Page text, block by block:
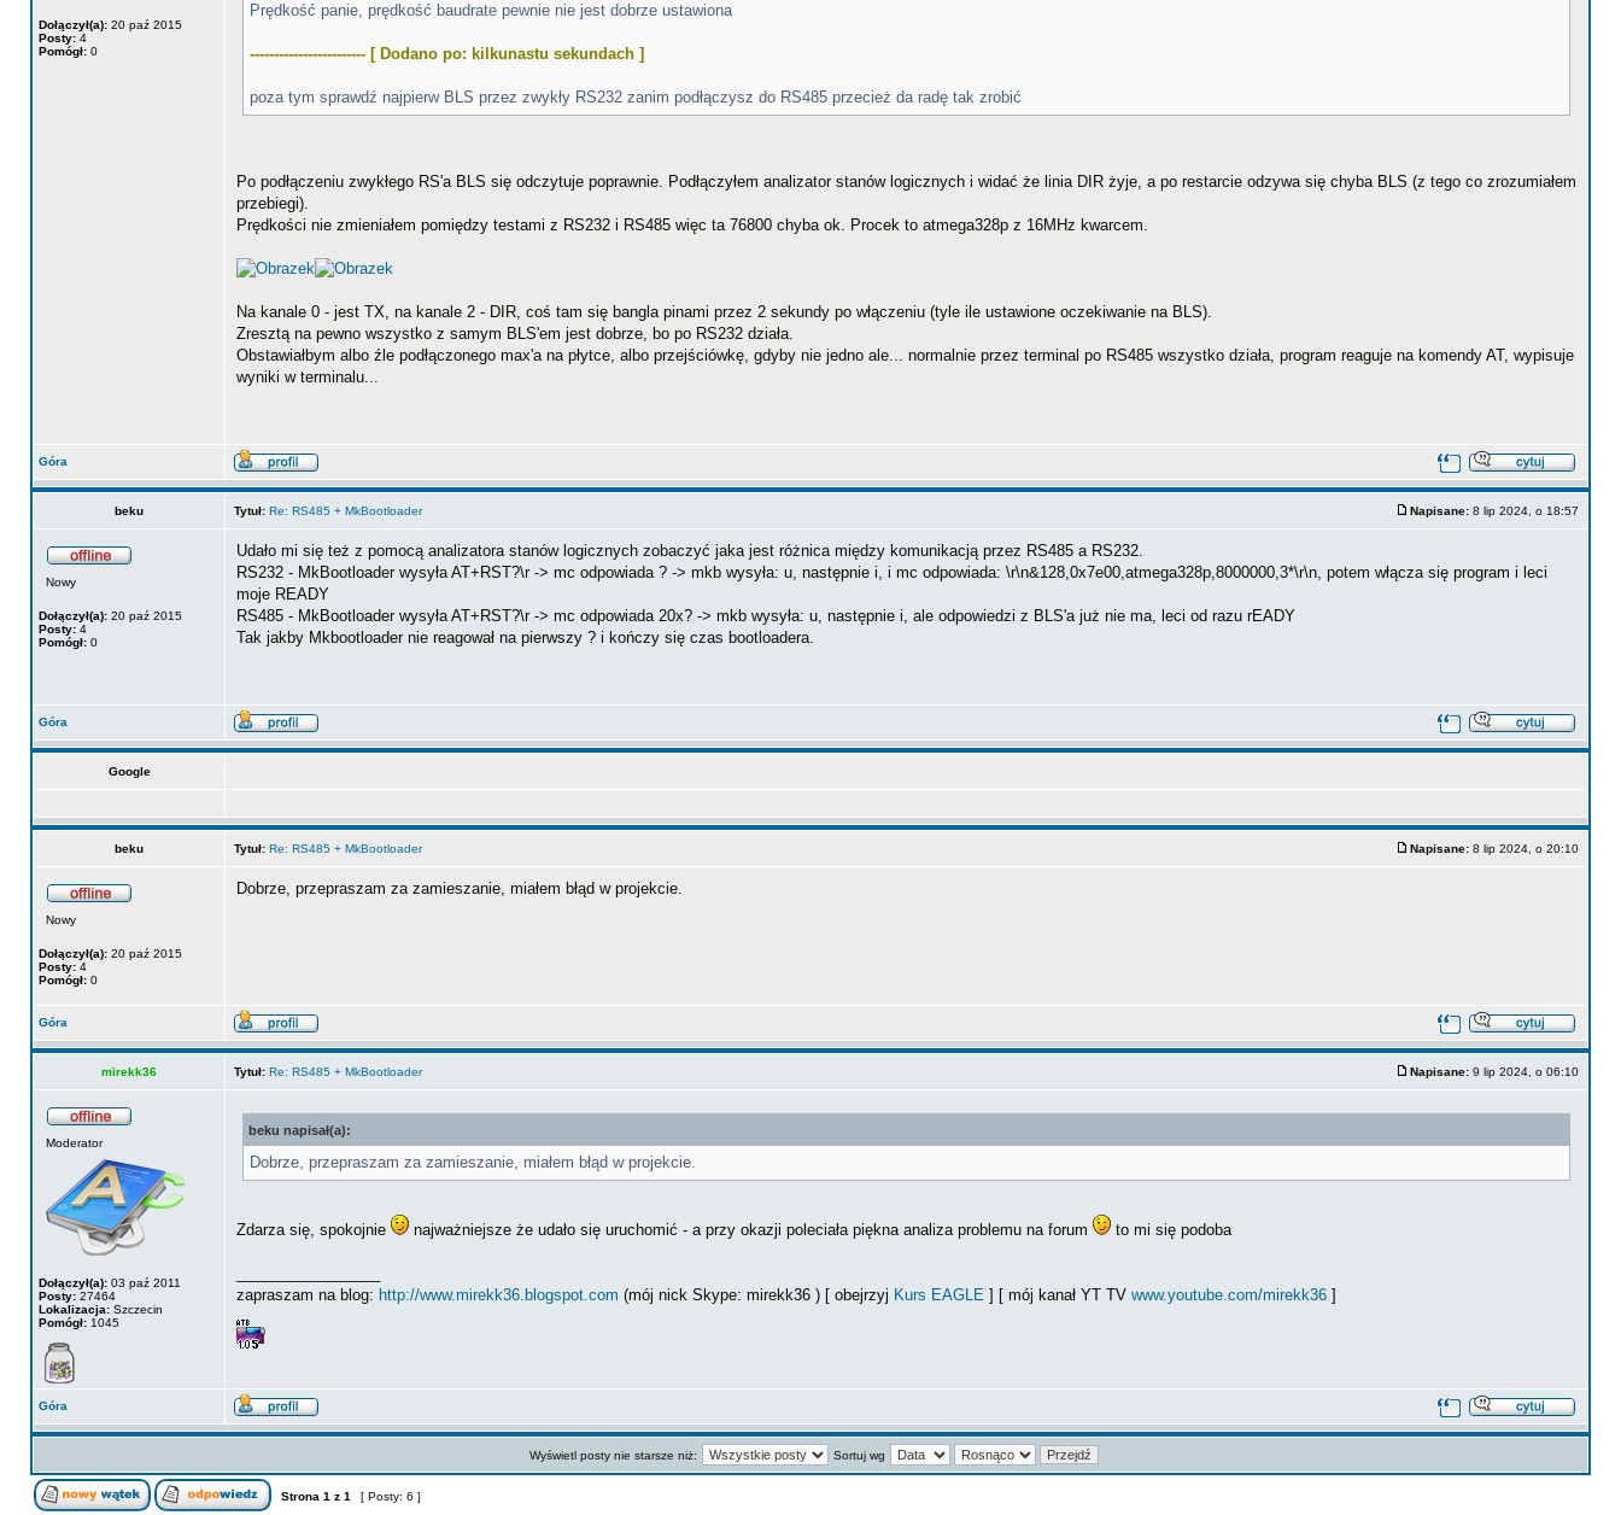
Dołączył(a): 20 paź 2015
Posty: 4
Pomógł: 0
Prędkość panie, prędkość baudrate pewnie nie jest dobrze ustawiona
------------------------ [ Dodano po: kilkunastu sekundach ]
poza tym sprawdź najpierw BLS przez zwykły RS232 zanim podłączysz do RS485 przecież da radę tak zrobić
Po podłączeniu zwykłego RS'a BLS się odczytuje poprawnie. Podłączyłem analizator stanów logicznych i widać że linia DIR żyje, a po restarcie odzywa się chyba BLS (z tego co zrozumiałem
przebiegi).
Prędkości nie zmieniałem pomiędzy testami z RS232 i RS485 więc ta 76800 chyba ok. Procek to atmega328p z 16MHz kwarcem.
Na kanale 0 - jest TX, na kanale 2 - DIR, coś tam się bangla pinami przez 2 sekundy po włączeniu (tyle ile ustawione oczekiwanie na BLS).
Zresztą na pewno wszystko z samym BLS'em jest dobrze, bo po RS232 działa.
Obstawiałbym albo źle podłączonego max'a na płytce, albo przejściówkę, gdyby nie jedno ale... normalnie przez terminal po RS485 wszystko działa, program reaguje na komendy AT, wypisuje
wyniki w terminalu...
Góra
beku Tytuł: Re: RS485 + MkBootloader Napisane: 8 lip 2024, o 18:57
Nowy
Dołączył(a): 20 paź 2015
Posty: 4
Pomógł: 0
Udało mi się też z pomocą analizatora stanów logicznych zobaczyć jaka jest różnica między komunikacją przez RS485 a RS232.
RS232 - MkBootloader wysyła AT+RST?\r -> mc odpowiada ? -> mkb wysyła: u, następnie i, i mc odpowiada: \r\n&128,0x7e00,atmega328p,8000000,3*\r\n, potem włącza się program i leci
moje READY
RS485 - MkBootloader wysyła AT+RST?\r -> mc odpowiada 20x? -> mkb wysyła: u, następnie i, ale odpowiedzi z BLS'a już nie ma, leci od razu rEADY
Tak jakby Mkbootloader nie reagował na pierwszy ? i kończy się czas bootloadera.
Góra
Google
beku Tytuł: Re: RS485 + MkBootloader Napisane: 8 lip 2024, o 20:10
Nowy
Dołączył(a): 20 paź 2015
Posty: 4
Pomógł: 0
Dobrze, przepraszam za zamieszanie, miałem błąd w projekcie.
Góra
mirekk36 Tytuł: Re: RS485 + MkBootloader Napisane: 9 lip 2024, o 06:10
Moderator
Dołączył(a): 03 paź 2011
Posty: 27464
Lokalizacja: Szczecin
Pomógł: 1045
beku napisał(a):
Dobrze, przepraszam za zamieszanie, miałem błąd w projekcie.
Zdarza się, spokojnie najważniejsze że udało się uruchomić - a przy okazji poleciała piękna analiza problemu na forum to mi się podoba
zapraszam na blog: http://www.mirekk36.blogspot.com (mój nick Skype: mirekk36 ) [ obejrzyj Kurs EAGLE ] [ mój kanał YT TV www.youtube.com/mirekk36 ]
Góra
Wyświetl posty nie starsze niż: Sortuj wg
Strona 1 z 1 [ Posty: 6 ]